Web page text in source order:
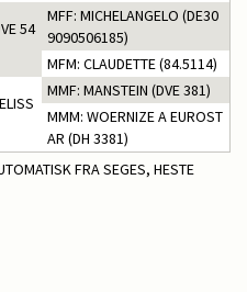
54
MFF: MICHELANGELO (DE30
9090506185)
MFM: CLAUDETTE (84.5114)
MMF: MANSTEIN (DVE 381)
MMM: WOERNIZE A EUROST
AR (DH 3381)
FRA SEGES, HESTE